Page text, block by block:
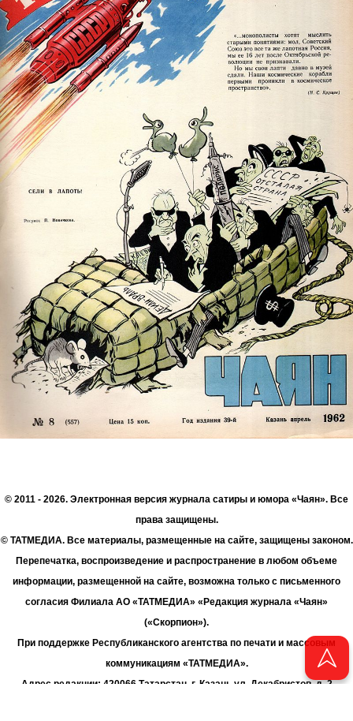
© 2011 - 2026. Электронная версия журнала сатиры и юмора «Чаян». Все
права защищены.
© ТАТМЕДИА. Все материалы, размещенные на сайте, защищены законом.
Перепечатка, воспроизведение и распространение в любом объеме
информации, размещенной на сайте, возможна только с письменного
согласия Филиала АО «ТАТМЕДИА» «Редакция журнала «Чаян»
(«Скорпион»).
При поддержке Республиканского агентства по печати и массовым
коммуникациям «ТАТМЕДИА».
Адрес редакции: 420066 Татарстан, г. Казань ул. Декабристов, д. 2